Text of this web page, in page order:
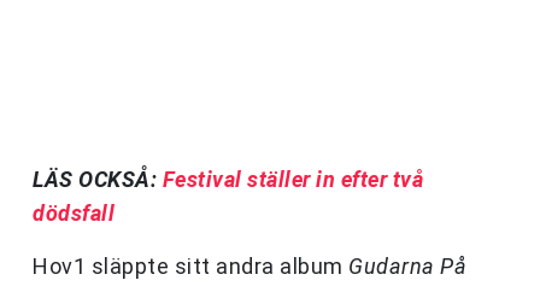
LÄS OCKSÅ: Festival ställer in efter två
dödsfall
Hov1 släppte sitt andra album Gudarna På